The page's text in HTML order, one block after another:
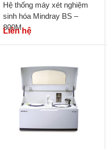
Hệ thống máy xét nghiệm
sinh hóa Mindray BS –
800M
Liên hệ